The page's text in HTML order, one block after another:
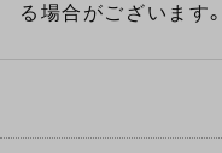
る場合がございます